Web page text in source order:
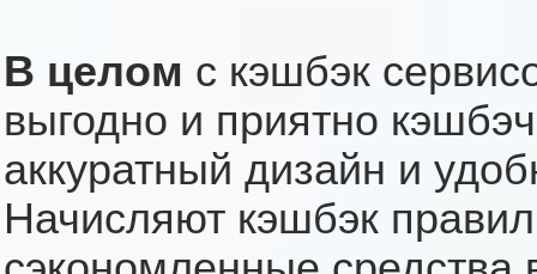
В целом с кэшбэк
выгодно и приятно
аккуратный дизайн и
Начисляют кэшбэк